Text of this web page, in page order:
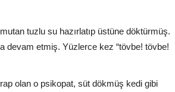
tuzlu su hazırlatıp üstüne döktürmüş.
devam etmiş. Yüzlerce kez “tövbe! tövbe!
olan o psikopat, süt dökmüş kedi gibi